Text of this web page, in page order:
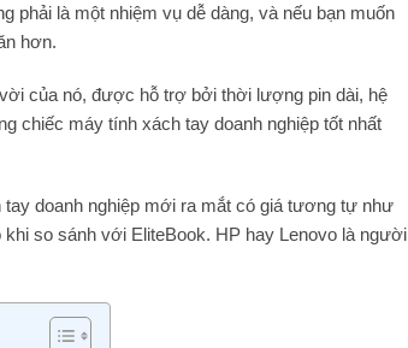
phải là một nhiệm vụ dễ dàng, và nếu bạn muốn
hơn.
của nó, được hỗ trợ bởi thời lượng pin dài, hệ
chiếc máy tính xách tay doanh nghiệp tốt nhất
doanh nghiệp mới ra mắt có giá tương tự như
so sánh với EliteBook. HP hay Lenovo là người